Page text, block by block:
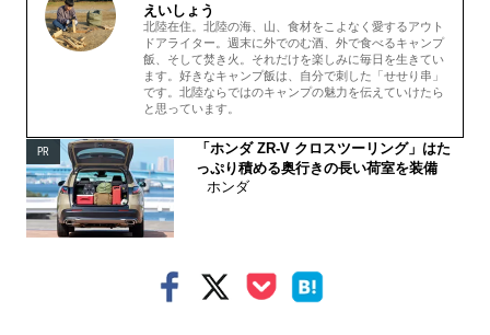
えいしょう
北陸在住。北陸の海、山、食材をこよなく愛するアウト
ドアライター。週末に外でのむ酒、外で食べるキャンプ
飯、そして焚き火。それだけを楽しみに毎日を生きてい
ます。好きなキャンプ飯は、自分で刺した「せせり串」
です。北陸ならではのキャンプの魅力を伝えていけたら
と思っています。
PR
「ホンダ ZR-V クロスツーリング」はた
っぷり積める奥行きの長い荷室を装備
ホンダ